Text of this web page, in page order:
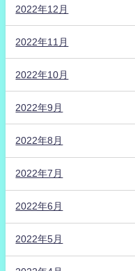
2022年12月
2022年11月
2022年10月
2022年9月
2022年8月
2022年7月
2022年6月
2022年5月